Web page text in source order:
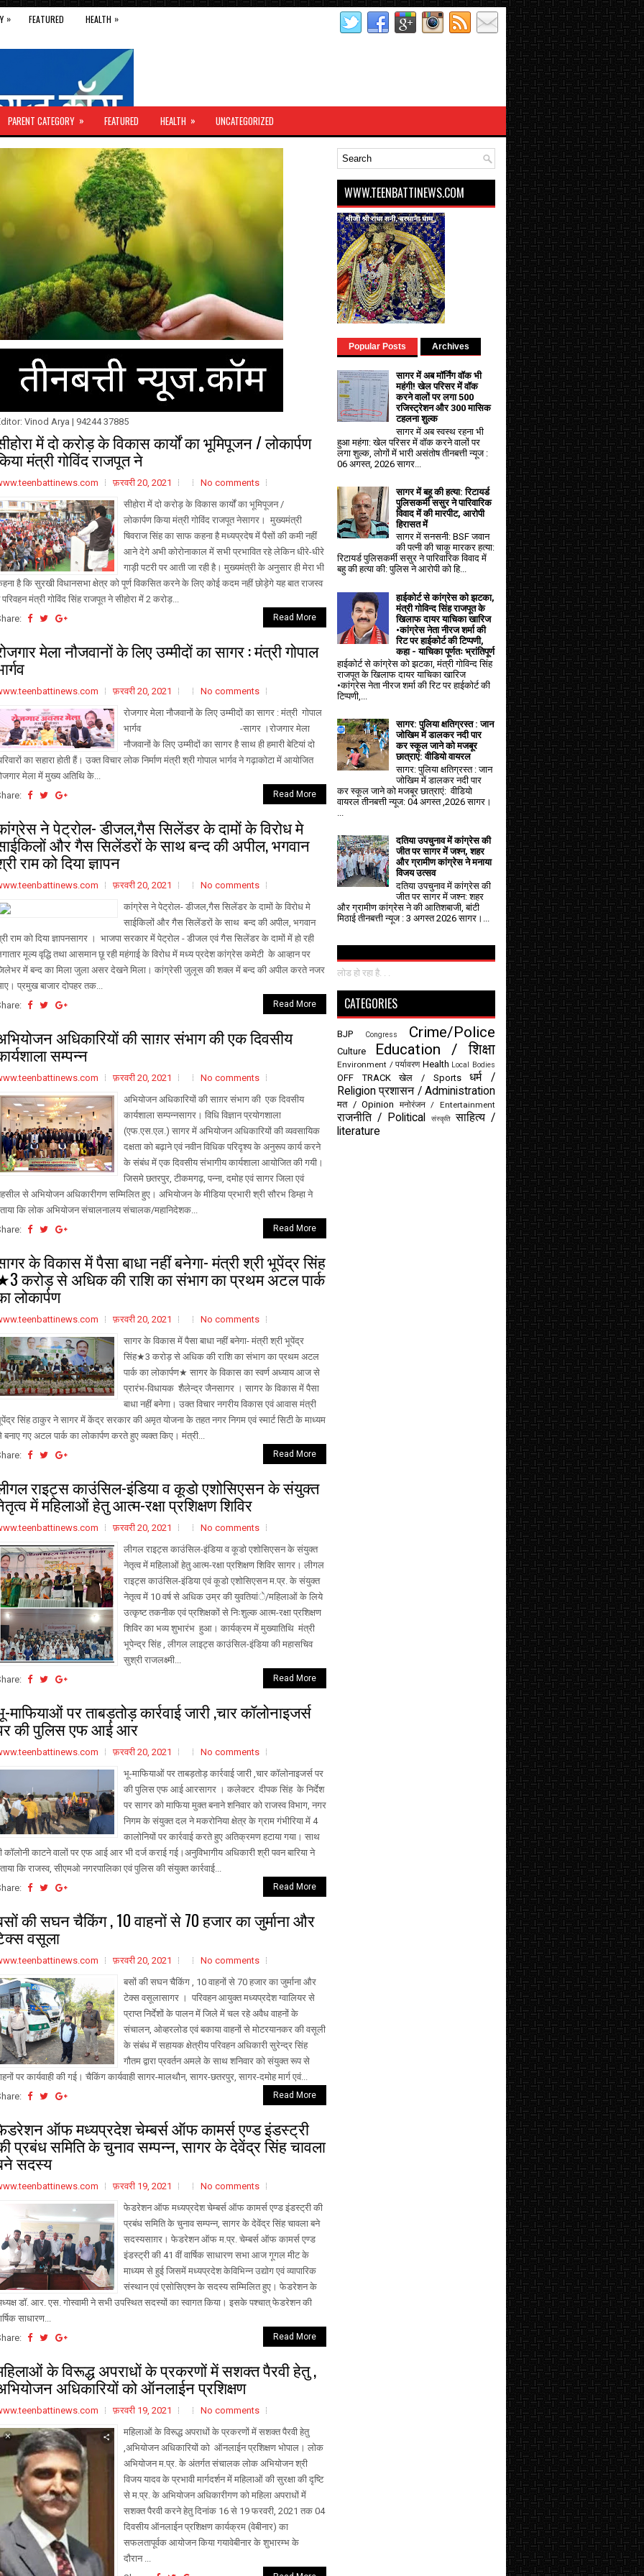
» FEATURED HEALTH »
PARENT CATEGORY » FEATURED HEALTH » UNCATEGORIZED
Vinod Arya | 94244 37885
में दो करोड़ के विकास कार्यों का भूमिपूजन / लोकार्पण
मंत्री गोविंद राजपूत ने
फ़रवरी 20, 2021
No comments
सीहोरा में दो करोड़ के विकास कार्यों का भूमिपूजन /
लोकार्पण किया मंत्री गोविंद राजपूत नेसागर। मुख्यमंत्री
षिवराज सिंह का साफ कहना है मध्यप्रदेष में पैसों की कमी नहीं
आने देगे अभी कोरोनाकाल में सभी प्रभावित रहे लेकिन धीरे-धीरे
गाड़ी पटरी पर आती जा रही है। मुख्यमंत्री के अनुसार ही मेरा भी
है कि सुरखी विधानसभा क्षेत्र को पूर्ण विकसित करने के लिए कोई कदम नहीं छोड़ेगे यह बात राजस्व
परिवहन मंत्री गोविंद सिंह राजपूत ने सीहोरा में 2 करोड़...
Read More
मेला नौजवानों के लिए उम्मीदों का सागर : मंत्री गोपाल
फ़रवरी 20, 2021
No comments
रोजगार मेला नौजवानों के लिए उम्मीदों का सागर : मंत्री गोपाल
भार्गव -सागर ।रोजगार मेला
नौजवानों के लिए उम्मीदों का सागर है साथ ही हमारी बेटियां दो
का सहारा होती हैं। उक्त विचार लोक निर्माण मंत्री श्री गोपाल भार्गव ने गढ़ाकोटा में आयोजित
मेला में मुख्य अतिथि के...
Read More
ने पेट्रोल- डीजल,गैस सिलेंडर के दामों के विरोध मे
और गैस सिलेंडरों के साथ बन्द की अपील, भगवान
राम को दिया ज्ञापन
फ़रवरी 20, 2021
No comments
कांग्रेस ने पेट्रोल- डीजल,गैस सिलेंडर के दामों के विरोध मे
साईकिलों और गैस सिलेंडरों के साथ बन्द की अपील, भगवान
राम को दिया ज्ञापनसागर । भाजपा सरकार में पेट्रोल - डीजल एवं गैस सिलेंडर के दामों में हो रही
मूल्य वृद्धि तथा आसमान छू रही महंगाई के विरोध में मध्य प्रदेश कांग्रेस कमेटी के आव्हान पर
में बन्द का मिला जुला असर देखने मिला। कांग्रेसी जुलूस की शक्ल में बन्द की अपील करते नजर
प्रमुख बाजार दोपहर तक...
Read More
अधिकारियों की साग़र संभाग की एक दिवसीय
सम्पन्न
फ़रवरी 20, 2021
No comments
अभियोजन अधिकारियों की साग़र संभाग की एक दिवसीय
कार्यशाला सम्पन्नसागर। विधि विज्ञान प्रयोगशाला
(एफ.एस.एल.) सागर में अभियोजन अधिकारियों की व्यवसायिक
दक्षता को बढ़ाने एवं नवीन विधिक परिदृश्य के अनुरूप कार्य करने
के संबंध में एक दिवसीय संभागीय कार्यशाला आयोजित की गयी।
जिसमे छतरपुर, टीकमगढ़, पन्ना, दमोह एवं सागर जिला एवं
से अभियोजन अधिकारीगण सम्मिलित हुए। अभियोजन के मीडिया प्रभारी श्री सौरभ डिम्हा ने
कि लोक अभियोजन संचालनालय संचालक/महानिदेशक...
Read More
के विकास में पैसा बाधा नहीं बनेगा- मंत्री श्री भूपेंद्र सिंह
करोड़ से अधिक की राशि का संभाग का प्रथम अटल पार्क
लोकार्पण
फ़रवरी 20, 2021
No comments
सागर के विकास में पैसा बाधा नहीं बनेगा- मंत्री श्री भूपेंद्र
सिंह★3 करोड़ से अधिक की राशि का संभाग का प्रथम अटल
पार्क का लोकार्पण★ सागर के विकास का स्वर्ण अध्याय आज से
प्रारंभ-विधायक शैलेन्द्र जैनसागर । सागर के विकास में पैसा
बाधा नहीं बनेगा। उक्त विचार नगरीय विकास एवं आवास मंत्री
सिंह ठाकुर ने सागर में केंद्र सरकार की अमृत योजना के तहत नगर निगम एवं स्मार्ट सिटी के माध्यम
बनाए गए अटल पार्क का लोकार्पण करते हुए व्यक्त किए। मंत्री...
Read More
राइट्स काउंसिल-इंडिया व कूडो एशोसिएसन के संयुक्त
में महिलाओं हेतु आत्म-रक्षा प्रशिक्षण शिविर
फ़रवरी 20, 2021
No comments
लीगल राइट्स काउंसिल-इंडिया व कूडो एशोसिएसन के संयुक्त
नेतृत्व में महिलाओं हेतु आत्म-रक्षा प्रशिक्षण शिविर सागर। लीगल
राइट्स काउंसिल-इंडिया एवं कूडो एशोसिएसन म.प्र. के संयुक्त
नेतृत्व में 10 वर्ष से अधिक उम्र की युवतियांे/महिलाओं के लिये
उत्कृष्ट तकनीक एवं प्रशिक्षकों से निःशुल्क आत्म-रक्षा प्रशिक्षण
शिविर का भव्य शुभारंभ हुआ। कार्यक्रम में मुख्यातिथि मंत्री
भूपेन्द्र सिंह , लीगल लाइट्स काउंसिल-इंडिया की महासचिव
सुश्री राजलक्ष्मी...
Read More
माफियाओं पर ताबड़तोड़ कार्रवाई जारी ,चार कॉलोनाइजर्स
की पुलिस एफ आई आर
फ़रवरी 20, 2021
No comments
भू-माफियाओं पर ताबड़तोड़ कार्रवाई जारी ,चार कॉलोनाइजर्स पर
की पुलिस एफ आई आरसागर । कलेक्टर दीपक सिंह के निर्देश
पर सागर को माफिया मुक्त बनाने शनिवार को राजस्व विभाग, नगर
निगम के संयुक्त दल ने मकरोनिया क्षेत्र के ग्राम गंभीरिया में 4
कालोनियों पर कार्रवाई करते हुए अतिक्रमण हटाया गया। साथ
कॉलोनी काटने वालों पर एफ आई आर भी दर्ज कराई गई।अनुविभागीय अधिकारी श्री पवन बारिया ने
कि राजस्व, सीएमओ नगरपालिका एवं पुलिस की संयुक्त कार्रवाई...
Read More
की सघन चैकिंग , 10 वाहनों से 70 हजार का जुर्माना और
वसूला
फ़रवरी 20, 2021
No comments
बसों की सघन चैकिंग , 10 वाहनों से 70 हजार का जुर्माना और
टेक्स वसूलासागर । परिवहन आयुक्त मध्यप्रदेश ग्वालियर से
प्राप्त निर्देशों के पालन में जिले में चल रहे अवैध वाहनों के
संचालन, ओव्हरलोड एवं बकाया वाहनों से मोटरयानकर की वसूली
के संबंध में सहायक क्षेत्रीय परिवहन अधिकारी सुरेन्द्र सिंह
गौतम द्वारा प्रवर्तन अमले के साथ शनिवार को संयुक्त रूप से
पर कार्यवाही की गई। चैकिंग कार्यवाही सागर-मालथौन, सागर-छतरपुर, सागर-दमोह मार्ग एवं...
Read More
ऑफ मध्यप्रदेश चेम्बर्स ऑफ कामर्स एण्ड इंडस्ट्री
प्रबंध समिति के चुनाव सम्पन्न, सागर के देवेंद्र सिंह चावला
सदस्य
फ़रवरी 19, 2021
No comments
फेडरेशन ऑफ मध्यप्रदेश चेम्बर्स ऑफ कामर्स एण्ड इंडस्ट्री की
प्रबंध समिति के चुनाव सम्पन्न, सागर के देवेंद्र सिंह चावला बने
सदस्यसाग़र। फेडरेशन ऑफ म.प्र. चेम्बर्स ऑफ कामर्स एण्ड
इंडस्ट्री की 41 वीं वार्षिक साधारण सभा आज गूगल मीट के
माध्यम से हुई जिसमें मध्यप्रदेश केविभिन्न उद्योग एवं व्यापारिक
संस्थान एवं एसोसिएश्न के सदस्य सम्मिलित हुए। फेडरेशन के
डॉ. आर. एस. गोस्वामी ने सभी उपस्थित सदस्यों का स्वागत किया। इसके पश्चात् फेडरेशन की
साधारण...
Read More
के विरूद्ध अपराधों के प्रकरणों में सशक्त पैरवी हेतु ,
अधिकारियों को ऑनलाईन प्रशिक्षण
फ़रवरी 19, 2021
No comments
महिलाओं के विरूद्ध अपराधों के प्रकरणों में सशक्त पैरवी हेतु
,अभियोजन अधिकारियों को ऑनलाईन प्रशिक्षण भोपाल। लोक
अभियोजन म.प्र. के अंतर्गत संचालक लोक अभियोजन श्री
विजय यादव के प्रभावी मार्गदर्शन में महिलाओं की सुरक्षा की दृष्टि
से म.प्र. के अभियोजन अधिकारीगण को महिला अपराधों में
सशक्त पैरवी करने हेतु दिनांक 16 से 19 फरवरी, 2021 तक 04
दिवसीय ऑनलाईन प्रशिक्षण कार्यक्रम (वेबीनार) का
सफलतापूर्वक आयोजन किया गयावेबीनार के शुभारम्भ के
दौरान ...
WWW.TEENBATTINEWS.COM
Popular Posts Archives
सागर में अब मॉर्निंग वॉक भी
महंगी! खेल परिसर में वॉक
करने वालों पर लगा ₹500
रजिस्ट्रेशन और ₹300 मासिक
टहलना शुल्क
सागर में अब स्वस्थ रहना भी
हुआ महंगा: खेल परिसर में वॉक करने वालों पर
लगा शुल्क, लोगों में भारी असंतोष तीनबत्ती न्यूज :
06 अगस्त, 2026 सागर...
सागर में बहू की हत्या: रिटायर्ड
पुलिसकर्मी ससुर ने पारिवारिक
विवाद में की मारपीट, आरोपी
हिरासत में
सागर में सनसनी: BSF जवान
की पत्नी की चाकू मारकर हत्या:
रिटायर्ड पुलिसकर्मी ससुर ने पारिवारिक विवाद में
बहु की हत्या की: पुलिस ने आरोपी को हि...
हाईकोर्ट से कांग्रेस को झटका,
मंत्री गोविन्द सिंह राजपूत के
खिलाफ दायर याचिका खारिज
•कांग्रेस नेता नीरज शर्मा की
रिट पर हाईकोर्ट की टिप्पणी,
कहा - याचिका पूर्णतः भ्रांतिपूर्ण
हाईकोर्ट से कांग्रेस को झटका, मंत्री गोविन्द सिंह
राजपूत के खिलाफ दायर याचिका खारिज
•कांग्रेस नेता नीरज शर्मा की रिट पर हाईकोर्ट की
टिप्पणी,...
सागर: पुलिया क्षतिग्रस्त : जान
जोखिम में डालकर नदी पार
कर स्कूल जाने को मजबूर
छात्राएं: वीडियो वायरल
सागर: पुलिया क्षतिग्रस्त : जान
जोखिम में डालकर नदी पार
कर स्कूल जाने को मजबूर छात्राएं: वीडियो
वायरल तीनबत्ती न्यूज: 04 अगस्त ,2026 सागर।
...
दतिया उपचुनाव में कांग्रेस की
जीत पर सागर में जश्न, शहर
और ग्रामीण कांग्रेस ने मनाया
विजय उत्सव
दतिया उपचुनाव में कांग्रेस की
जीत पर सागर में जश्न: शहर
और ग्रामीण कांग्रेस ने की आतिशबाजी, बांटी
मिठाई तीनबत्ती न्यूज : 3 अगस्त 2026 सागर।...
लोड हो रहा है. . .
CATEGORIES
BJP Congress Crime/Police
Culture Education / शिक्षा
Environment / पर्यावरण Health Local Bodies
OFF TRACK खेल / Sports
धर्म /
Religion प्रशासन / Administration
मत / Opinion मनोरंजन / Entertainment
राजनीति / Political संस्कृति साहित्य /
literature